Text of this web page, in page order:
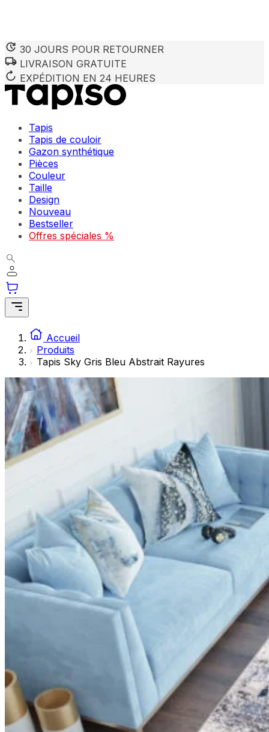
30 JOURS POUR RETOURNER
LIVRAISON GRATUITE
EXPÉDITION EN 24 HEURES
Tapis
Tapis de couloir
Gazon synthétique
Pièces
Couleur
Taille
Design
Nouveau
Bestseller
Offres spéciales %
Accueil
Produits
Tapis Sky Gris Bleu Abstrait Rayures
Nous utilisons des cookies pour personnaliser le contenu
partenaires peuvent combiner ces informations avec
utilisation de leurs services.
Les cookies indispensables sont cruciaux pour les
Les cookies liés aux préférences permettent au site de
comme votre langue préférée ou la région dans laquelle
Les cookies marketing sont utilisés pour suivre les
engageantes pour l'utilisateur individuel et, par
Les cookies non classés sont des cookies qui sont en